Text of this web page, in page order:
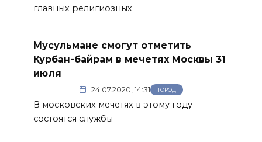
главных религиозных
Мусульмане смогут отметить
Курбан-байрам в мечетях Москвы 31
июля
24.07.2020, 14:31 ГОРОД
В московских мечетях в этому году
состоятся службы